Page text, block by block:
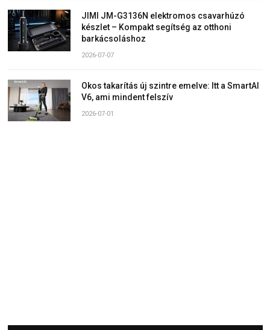
JIMI JM-G3136N elektromos csavarhúzó
készlet – Kompakt segítség az otthoni
barkácsoláshoz
2026-07-07
Okos takarítás új szintre emelve: Itt a SmartAI
V6, ami mindent felszív
2026-07-01